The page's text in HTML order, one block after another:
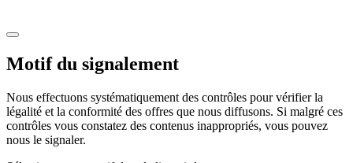
Motif du signalement
Nous effectuons systématiquement des contrôles pour vérifier la
légalité et la conformité des offres que nous diffusons. Si malgré ces
contrôles vous constatez des contenus inappropriés, vous pouvez
nous le signaler.